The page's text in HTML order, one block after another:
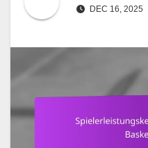
DEC 16, 2025